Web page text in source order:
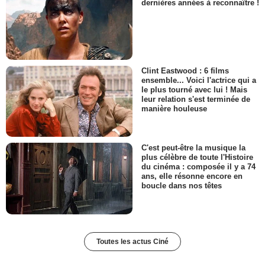
dernières années à reconnaître !
Clint Eastwood : 6 films
ensemble... Voici l'actrice qui a
le plus tourné avec lui ! Mais
leur relation s'est terminée de
manière houleuse
C'est peut-être la musique la
plus célèbre de toute l'Histoire
du cinéma : composée il y a 74
ans, elle résonne encore en
boucle dans nos têtes
Toutes les actus Ciné